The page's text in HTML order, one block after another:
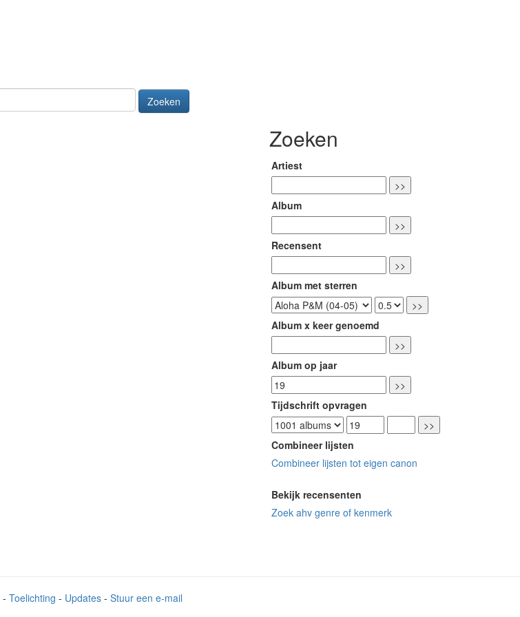
Zoeken
Zoeken
Artiest
Album
Recensent
Album met sterren
Album x keer genoemd
Album op jaar
Tijdschrift opvragen
Combineer lijsten
Combineer lijsten tot eigen canon
Bekijk recensenten
Zoek ahv genre of kenmerk
- Toelichting - Updates- Stuur een e-mail